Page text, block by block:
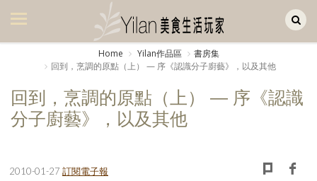
美食集
美飲集
廚房集
旅遊集
Home Yilan作品區
書房集
回到，烹調的原點（上） — 序《認識分子廚藝》，以及其他
回到，烹調的原點（上） — 序《認識
分子廚藝》，以及其他
2010-01-27 訂閱電子報